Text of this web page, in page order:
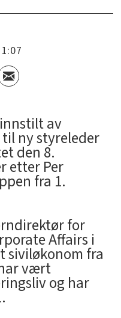
av
ny styreleder
den 8.
etter Per
fra 1.
for
Affairs i
siviløkonom fra
vært
og har